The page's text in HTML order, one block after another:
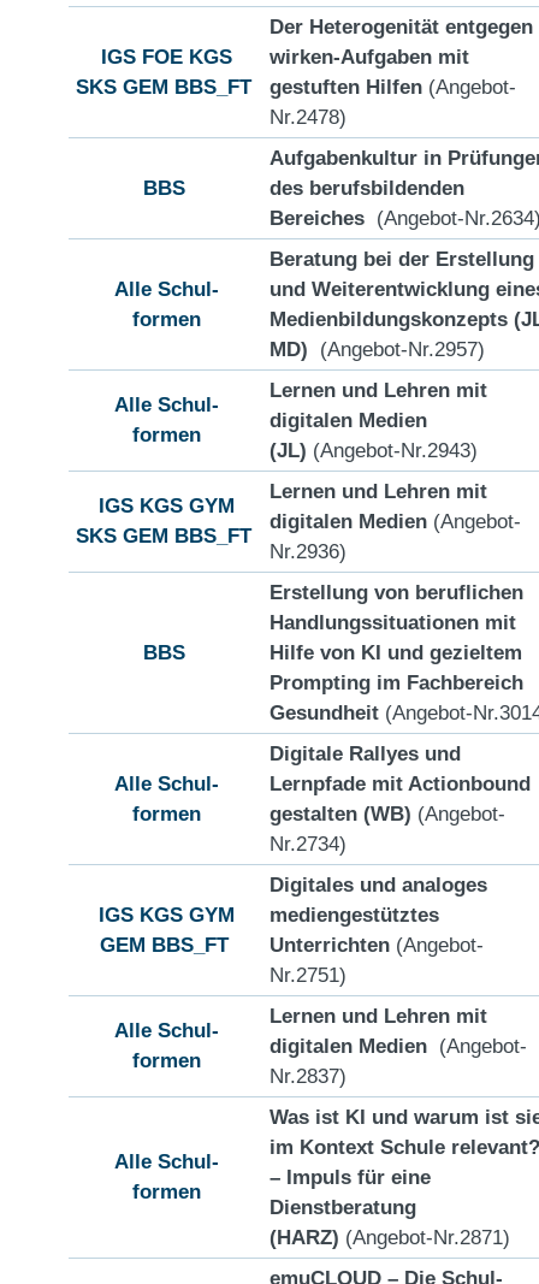
IGS FOE KGS
SKS GEM BBS_FT
Der Heterogenität entgegen
wirken-Aufgaben mit
gestuften Hilfen (Angebot-
Nr.2478)
BBS
Aufgabenkultur in
des berufsbildenden
Bereiches (Angebot-
Alle Schul-
formen
Beratung bei der Erstellung
und Weiterentwicklung
Medienbildungskonzepts
MD) (Angebot-Nr.2957)
Alle Schul-
formen
Lernen und Lehren mit
digitalen Medien
(JL) (Angebot-Nr.2943)
IGS KGS GYM
SKS GEM BBS_FT
Lernen und Lehren mit
digitalen Medien (Angebot-
Nr.2936)
BBS
Erstellung von beruflichen
Handlungssituationen mit
Hilfe von KI und gezieltem
Prompting im Fachbereich
Gesundheit (Angebot-
Alle Schul-
formen
Digitale Rallyes und
Lernpfade mit Actionbound
gestalten (WB) (Angebot-
Nr.2734)
IGS KGS GYM
GEM BBS_FT
Digitales und analoges
mediengestütztes
Unterrichten (Angebot-
Nr.2751)
Alle Schul-
formen
Lernen und Lehren mit
digitalen Medien (Angebot-
Nr.2837)
Alle Schul-
formen
Was ist KI und warum ist
im Kontext Schule relevant?
– Impuls für eine
Dienstberatung
(HARZ) (Angebot-Nr.2871)
emuCLOUD – Die Schul-